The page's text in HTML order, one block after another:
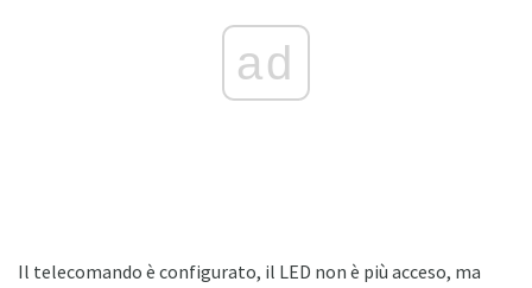
ad
Il telecomando è configurato, il LED non è più acceso, ma